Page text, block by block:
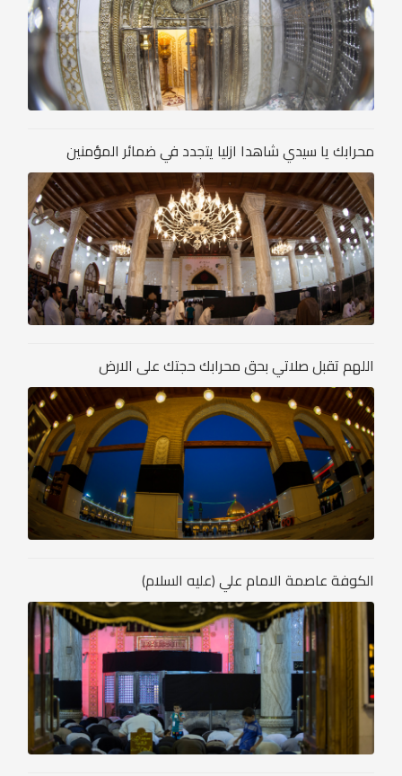
محرابك يا سيدي شاهدا ازليا يتجدد في ضمائر المؤمنين
اللهم تقبل صلاتي بحق محرابك حجتك على الارض
الكوفة عاصمة الامام علي (عليه السلام)